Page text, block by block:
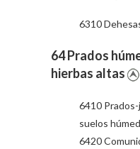
6310
64 Prados
hierbas altas
6410
suelos
6420